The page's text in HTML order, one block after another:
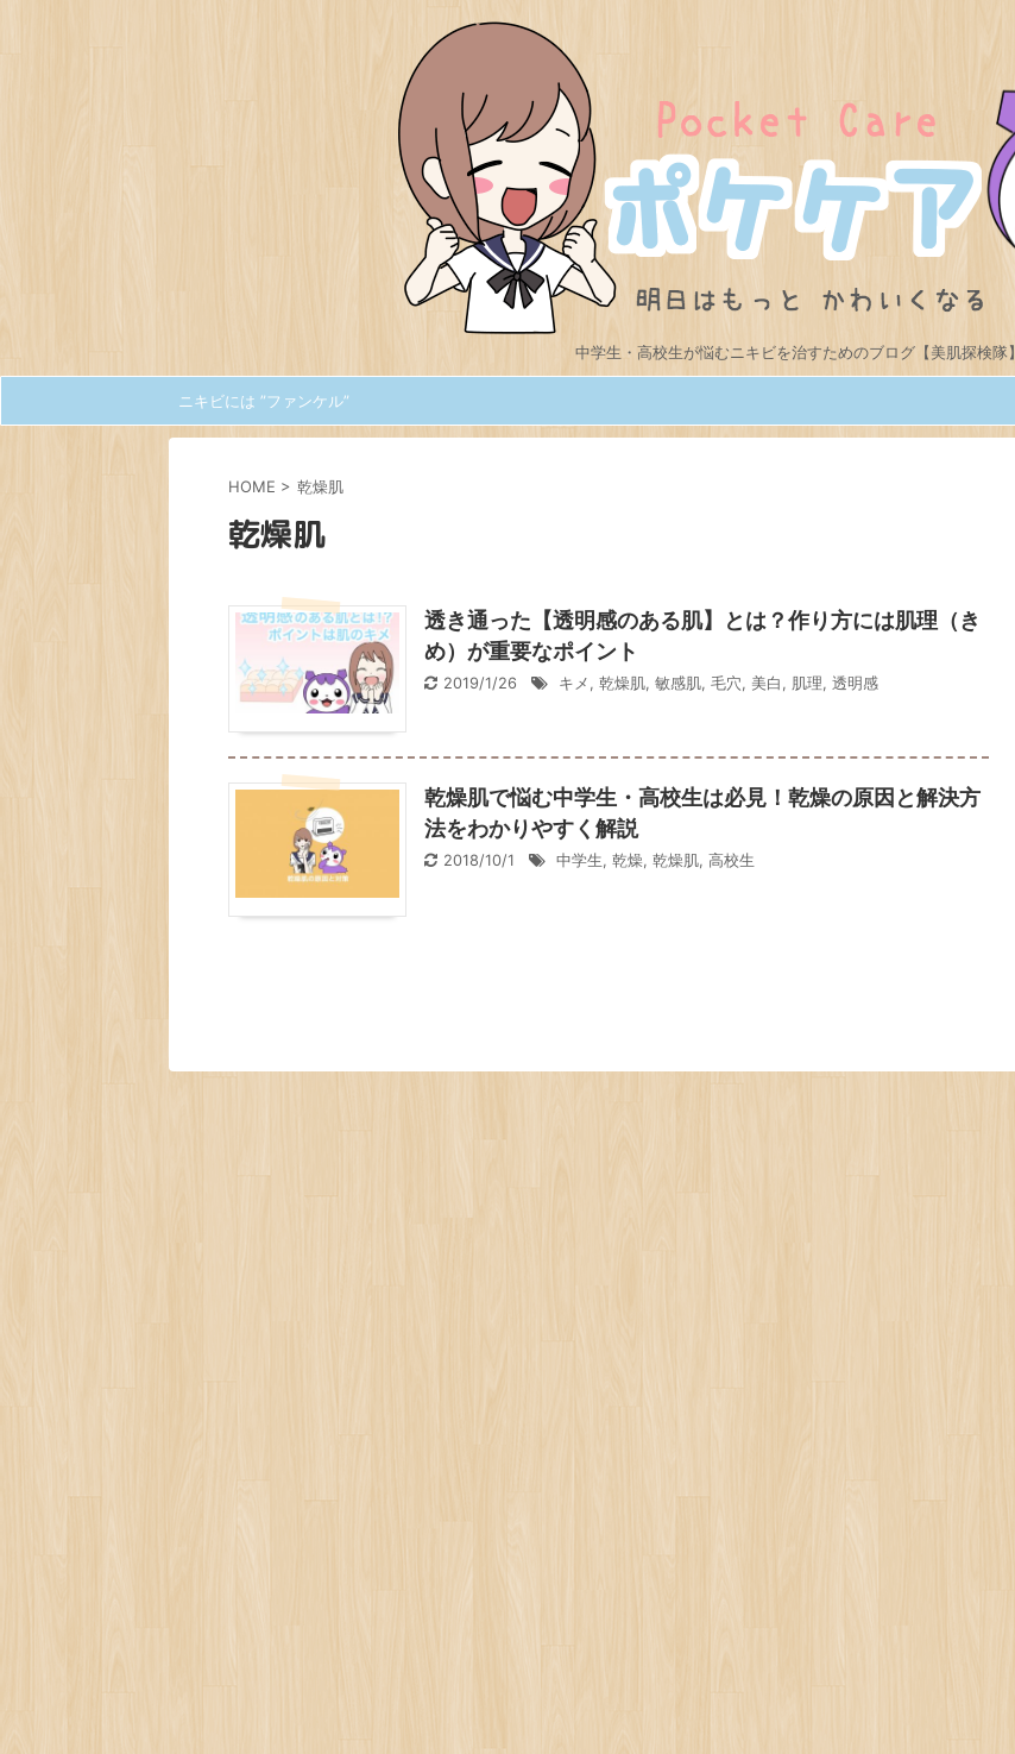
中学生・高校生が悩むニキビを治すためのブログ【美肌探検隊】
ニキビには ”ファンケル”
HOME > 乾燥肌
乾燥肌
透き通った【透明感のある肌】とは？作り方には肌理（き
め）が重要なポイント
2019/1/26 キメ , 乾燥肌, 敏感肌, 毛穴, 美白 , 肌理, 透明感
乾燥肌で悩む中学生・高校生は必見！乾燥の原因と解決方
法をわかりやすく解説
2018/10/1 中学生, 乾燥, 乾燥肌, 高校生